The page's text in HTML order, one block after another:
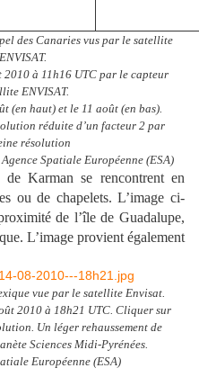
des Canaries vus par le satellite
à 11h16 UTC par le capteur
ENVISAT.
(en haut) et le 11 août (en bas).
réduite d’un facteur 2 par
résolution
Spatiale Européenne (ESA)
Karman se rencontrent en
ou de chapelets. L’image ci-
de l’île de Guadalupe,
L’image provient également
vue par le satellite Envisat.
2010 à 18h21 UTC. Cliquer sur
Un léger rehaussement de
Sciences Midi-Pyrénées.
Européenne (ESA)